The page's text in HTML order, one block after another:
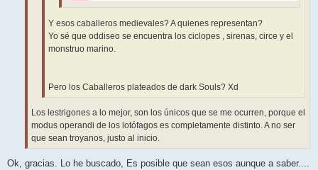
Y esos caballeros medievales? A quienes representan?
Yo sé que oddiseo se encuentra los ciclopes , sirenas, circe y el
monstruo marino.
Pero los Caballeros plateados de dark Souls? Xd
Los lestrigones a lo mejor, son los únicos que se me ocurren, porque el
modus operandi de los lotófagos es completamente distinto. A no ser
que sean troyanos, justo al inicio.
Ok, gracias. Lo he buscado, Es posible que sean esos aunque a saber....